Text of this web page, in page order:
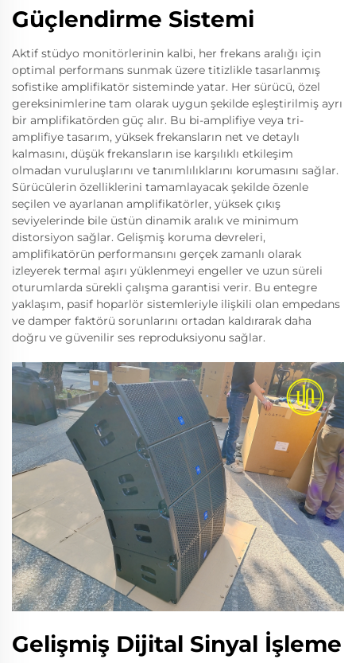
Güçlendirme Sistemi
Aktif stüdyo monitörlerinin kalbi, her frekans aralığı için
optimal performans sunmak üzere titizlikle tasarlanmış
sofistike amplifikatör sisteminde yatar. Her sürücü, özel
gereksinimlerine tam olarak uygun şekilde eşleştirilmiş ayrı
bir amplifikatörden güç alır. Bu bi-amplifiye veya tri-
amplifiye tasarım, yüksek frekansların net ve detaylı
kalmasını, düşük frekansların ise karşılıklı etkileşim
olmadan vuruluşlarını ve tanımlılıklarını korumasını sağlar.
Sürücülerin özelliklerini tamamlayacak şekilde özenle
seçilen ve ayarlanan amplifikatörler, yüksek çıkış
seviyelerinde bile üstün dinamik aralık ve minimum
distorsiyon sağlar. Gelişmiş koruma devreleri,
amplifikatörün performansını gerçek zamanlı olarak
izleyerek termal aşırı yüklenmeyi engeller ve uzun süreli
oturumlarda sürekli çalışma garantisi verir. Bu entegre
yaklaşım, pasif hoparlör sistemleriyle ilişkili olan empedans
ve damper faktörü sorunlarını ortadan kaldırarak daha
doğru ve güvenilir ses reproduksiyonu sağlar.
Gelişmiş Dijital Sinyal İşleme